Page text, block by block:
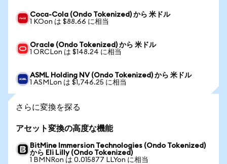
Coca-Cola (Ondo Tokenized) から 米ドル
1 KOon は $88.66 に相当
Oracle (Ondo Tokenized) から 米ドル
1 ORCLon は $148.24 に相当
ASML Holding NV (Ondo Tokenized) から 米ドル
1 ASMLon は $1,746.25 に相当
さらに変換を探る
アセット変換の高度な機能
BitMine Immersion Technologies (Ondo Tokenized)
から Eli Lilly (Ondo Tokenized)
1 BMNRon は 0.015877 LLYon に相当